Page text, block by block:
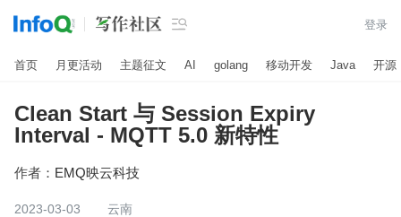
 登录
首页 月更活动 主题征文 AI golang 移动开发 Java 开源
Clean Start 与 Session Expiry
Interval - MQTT 5.0 新特性
作者： EMQ映云科技
2023-03-03
云南